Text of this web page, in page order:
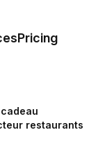
Pricing
restaurants